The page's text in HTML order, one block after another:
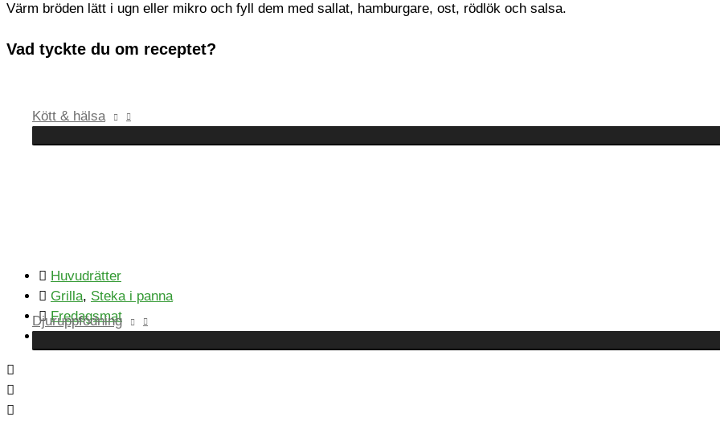
Kött & hälsa
Djuruppfödning
Värm bröden lätt i ugn eller mikro och fyll dem med sallat, hamburgare, ost, rödlök och salsa.
Vad tyckte du om receptet?
Huvudrätter
Grilla, Steka i panna
Fredagsmat
Allt nötkött,Nötfärs